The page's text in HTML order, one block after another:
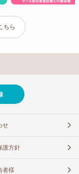
ちら
せ
護方針
者様